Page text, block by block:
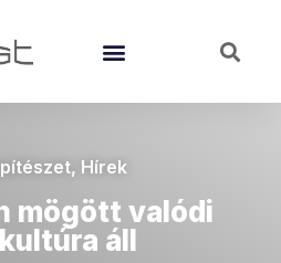
, Hírek
mögött valódi
áll